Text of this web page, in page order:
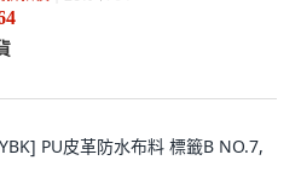
PU皮革防水布料 標籤B NO.7,